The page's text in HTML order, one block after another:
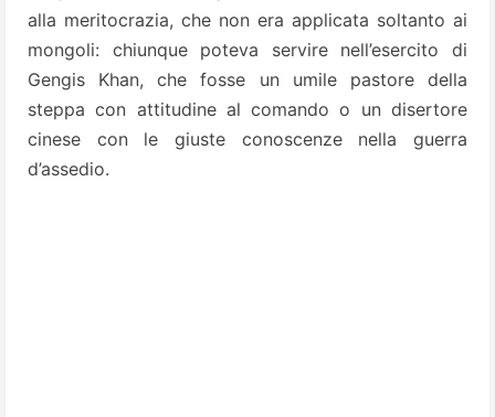
alla meritocrazia, che non era applicata soltanto ai
mongoli: chiunque poteva servire nell’esercito di
Gengis Khan, che fosse un umile pastore della
steppa con attitudine al comando o un disertore
cinese con le giuste conoscenze nella guerra
d’assedio.